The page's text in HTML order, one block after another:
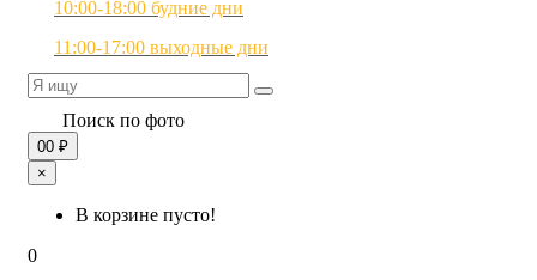
10:00-18:00 будние дни
11:00-17:00 выходные дни
Поиск по фото
00 ₽
×
В корзине пусто!
0